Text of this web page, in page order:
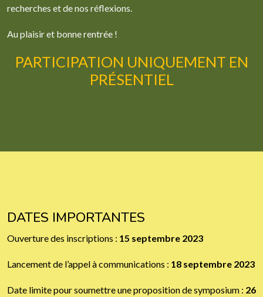
recherches et de nos réflexions.
Au plaisir et bonne rentrée !
PARTICIPATION UNIQUEMENT EN
PRÉSENTIEL
DATES IMPORTANTES
Ouverture des inscriptions : 15 septembre 2023
Lancement de l’appel à communications : 18 septembre 2023
Date limite pour soumettre une proposition de symposium : 26